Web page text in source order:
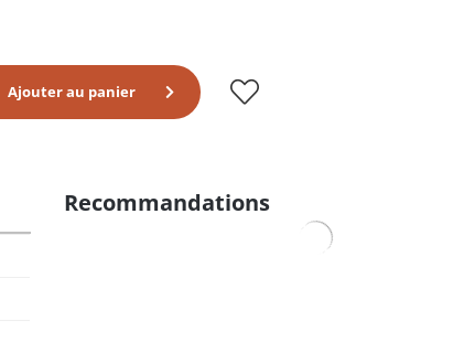
Ajouter au panier
Recommandations